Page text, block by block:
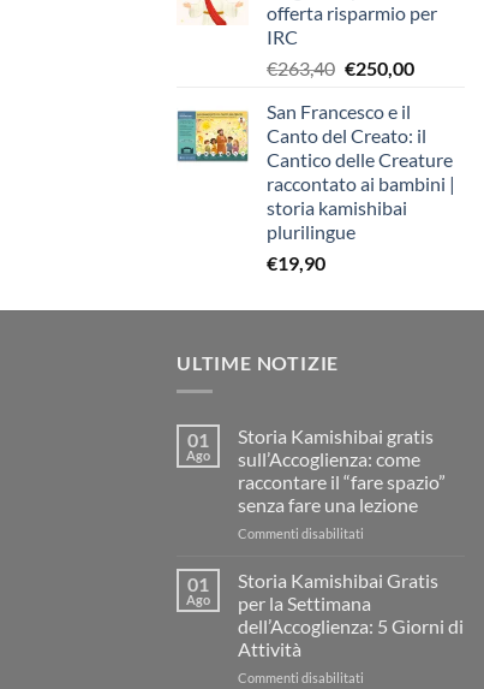
€403,90.€383,00.
offerta risparmio per
IRC
€263,40 Il
originale
era:
€263,40.
€250,00Il
è:
€250,00.
San Francesco e il
Canto del Creato: il
Cantico delle Creature
raccontato ai bambini |
storia kamishibai
plurilingue
€19,90
ULTIME NOTIZIE
01
Ago
Storia Kamishibai gratis
sull’Accoglienza: come
raccontare il “fare spazio”
senza fare una lezione
Commenti disabilitati
Kamishibai
sull’Accoglienza:
come
01
Ago
Storia Kamishibai Gratis
per la Settimana
dell’Accoglienza: 5 Giorni di
Attività
Commenti disabilitati